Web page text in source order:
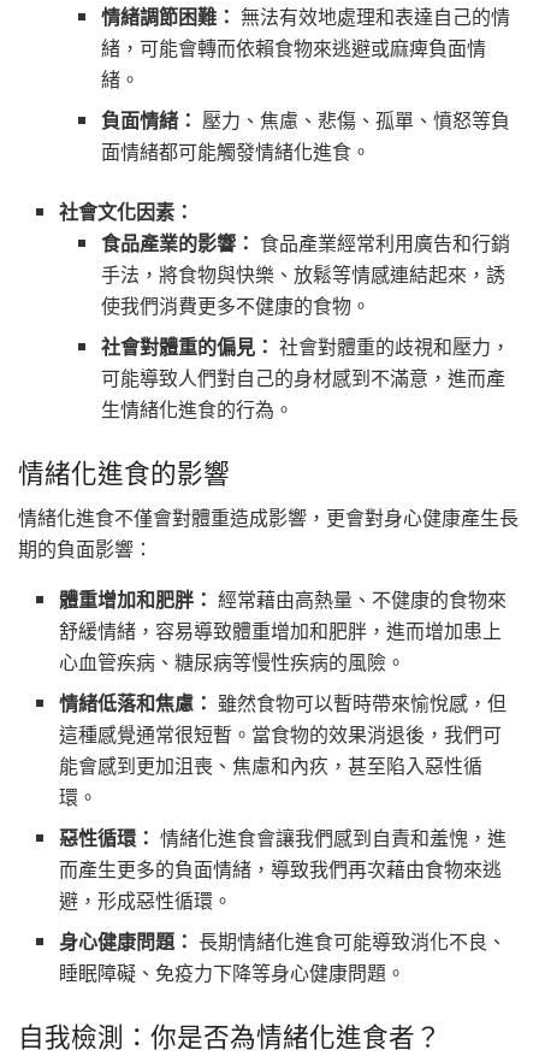
情緒調節困難： 無法有效地處理和表達自己的情
緒，可能會轉而依賴食物來逃避或麻痺負面情
緒。
負面情緒： 壓力、焦慮、悲傷、孤單、憤怒等負
面情緒都可能觸發情緒化進食。
社會文化因素：
食品產業的影響： 食品產業經常利用廣告和行銷
手法，將食物與快樂、放鬆等情感連結起來，誘
使我們消費更多不健康的食物。
社會對體重的偏見： 社會對體重的歧視和壓力，
可能導致人們對自己的身材感到不滿意，進而產
生情緒化進食的行為。
情緒化進食的影響
情緒化進食不僅會對體重造成影響，更會對身心健康產生長
期的負面影響：
體重增加和肥胖： 經常藉由高熱量、不健康的食物來
舒緩情緒，容易導致體重增加和肥胖，進而增加患上
心血管疾病、糖尿病等慢性疾病的風險。
情緒低落和焦慮： 雖然食物可以暫時帶來愉悅感，但
這種感覺通常很短暫。當食物的效果消退後，我們可
能會感到更加沮喪、焦慮和內疚，甚至陷入惡性循
環。
惡性循環： 情緒化進食會讓我們感到自責和羞愧，進
而產生更多的負面情緒，導致我們再次藉由食物來逃
避，形成惡性循環。
身心健康問題： 長期情緒化進食可能導致消化不良、
睡眠障礙、免疫力下降等身心健康問題。
自我檢測：你是否為情緒化進食者？